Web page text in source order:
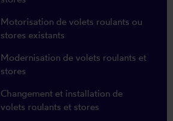
Motorisation de volets roulants ou
stores existants
Modernisation de volets roulants et
stores
Changement et installation de
volets roulants et stores